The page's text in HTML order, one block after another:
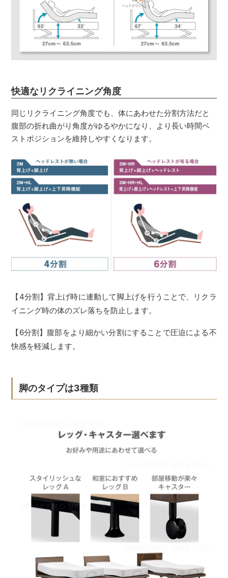
快適なリクライニング角度
同じリクライニング角度でも、体にあわせた分割方法だと
腹部の折れ曲がり角度がゆるやかになり、より長い時間ベ
ストポジションを維持しやすくなります。
【4分割】背上げ時に連動して脚上げを行うことで、リクラ
イニング時の体のズレ落ちを防止します。
【6分割】腹部をより細かい分割にすることで圧迫による不
快感を軽減します。
脚のタイプは3種類